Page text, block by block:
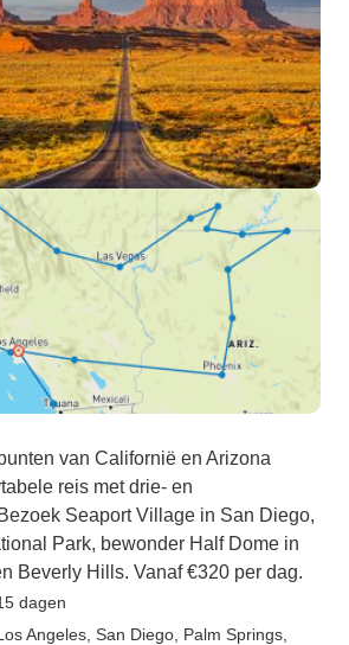
van Californië en Arizona
reis met drie- en
Seaport Village in San Diego,
Park, bewonder Half Dome in
Beverly Hills. Vanaf €320 per dag.
dagen
Angeles , San Diego , Palm Springs